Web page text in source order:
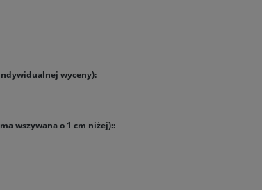
wyceny):
wszywana o 1 cm niżej)::